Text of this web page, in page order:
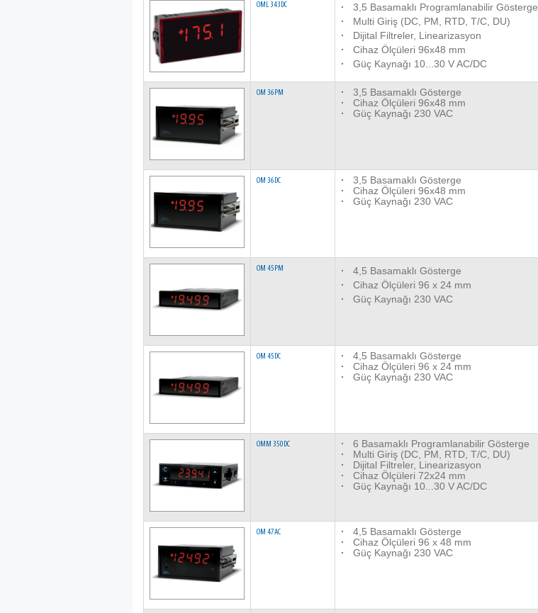
OML 343DC ·
3,5 Basamaklı Programlanabilir Gösterge
·
Multi Giriş (DC, PM, RTD, T/C, DU)
·
Dijital Filtreler, Linearizasyon
·
Cihaz Ölçüleri 96x48 mm
·
Güç Kaynağı 10...30 V AC/DC
OM 36PM ·
3,5 Basamaklı Gösterge
·
Cihaz Ölçüleri 96x48 mm
·
Güç Kaynağı 230 VAC
OM 36DC ·
3,5 Basamaklı Gösterge
·
Cihaz Ölçüleri 96x48 mm
·
Güç Kaynağı 230 VAC
OM 45PM · 4,5 Basamaklı Gösterge
· Cihaz Ölçüleri 96 x 24 mm
·
Güç Kaynağı 230 VAC
OM 45DC · 4,5 Basamaklı Gösterge
· Cihaz Ölçüleri 96 x 24 mm
·
Güç Kaynağı 230 VAC
OMM 350DC ·
6 Basamaklı Programlanabilir Gösterge
·
Multi Giriş (DC, PM, RTD, T/C, DU)
·
Dijital Filtreler, Linearizasyon
·
Cihaz Ölçüleri 72x24 mm
·
Güç Kaynağı 10...30 V AC/DC
OM 47AC · 4,5 Basamaklı Gösterge
·
Cihaz Ölçüleri 96 x 48 mm
·
Güç Kaynağı 230 VAC